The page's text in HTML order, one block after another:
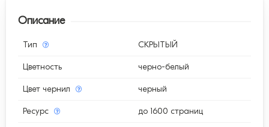
Описание
Тип СКРЫТЫЙ
Цветность черно-белый
Цвет чернил черный
Ресурс до 1600 страниц